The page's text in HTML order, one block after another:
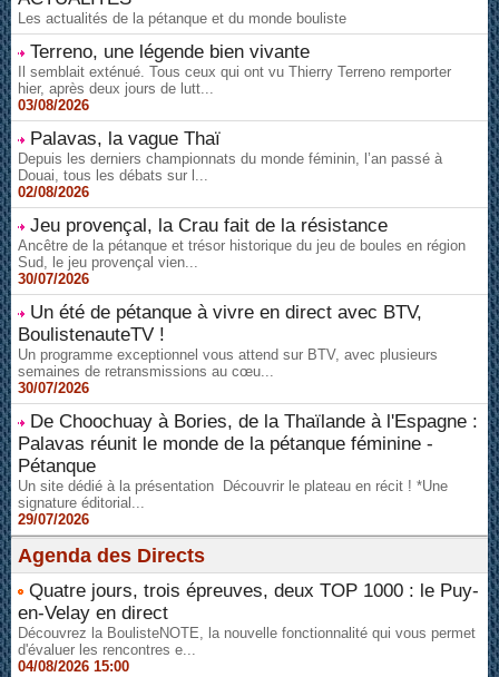
Les actualités de la pétanque et du monde bouliste
Terreno, une légende bien vivante
Il semblait exténué. Tous ceux qui ont vu Thierry Terreno remporter
hier, après deux jours de lutt...
03/08/2026
Palavas, la vague Thaï
Depuis les derniers championnats du monde féminin, l’an passé à
Douai, tous les débats sur l...
02/08/2026
Jeu provençal, la Crau fait de la résistance
Ancêtre de la pétanque et trésor historique du jeu de boules en région
Sud, le jeu provençal vien...
30/07/2026
Un été de pétanque à vivre en direct avec BTV,
BoulistenauteTV !
Un programme exceptionnel vous attend sur BTV, avec plusieurs
semaines de retransmissions au cœu...
30/07/2026
De Choochuay à Bories, de la Thaïlande à l'Espagne :
Palavas réunit le monde de la pétanque féminine -
Pétanque
Un site dédié à la présentation Découvrir le plateau en récit ! *Une
signature éditorial...
29/07/2026
Agenda des Directs
Quatre jours, trois épreuves, deux TOP 1000 : le Puy-
en-Velay en direct
Découvrez la BoulisteNOTE, la nouvelle fonctionnalité qui vous permet
d'évaluer les rencontres e...
04/08/2026 15:00